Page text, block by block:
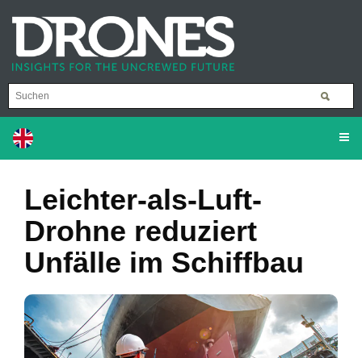
Leichter-als-Luft-
Drohne reduziert
Unfälle im Schiffbau